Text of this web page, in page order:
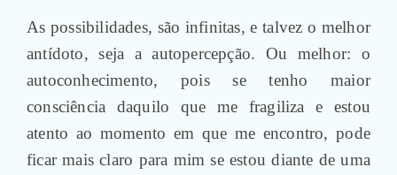
As possibilidades, são infinitas, e talvez o melhor
antídoto, seja a autopercepção. Ou melhor: o
autoconhecimento, pois se tenho maior
consciência daquilo que me fragiliza e estou
atento ao momento em que me encontro, pode
ficar mais claro para mim se estou diante de uma